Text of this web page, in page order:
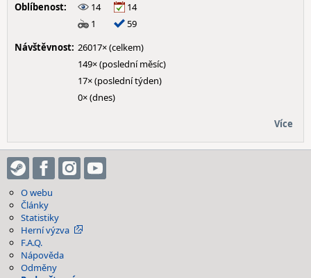
Oblíbenost:
14
14
1
59
Návštěvnost: 26017× (celkem)
149× (poslední měsíc)
17× (poslední týden)
0× (dnes)
Více
O webu
Články
Statistiky
Herní výzva
F.A.Q.
Nápověda
Odměny